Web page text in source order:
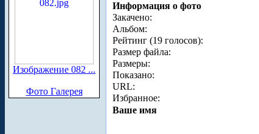
Изображение 082 ...
Фото Галерея
Информация о фото
Закачено:
Альбом:
Рейтинг (19 голосов):
Размер файла:
Размеры:
Показано:
URL:
Избранное:
Ваше имя